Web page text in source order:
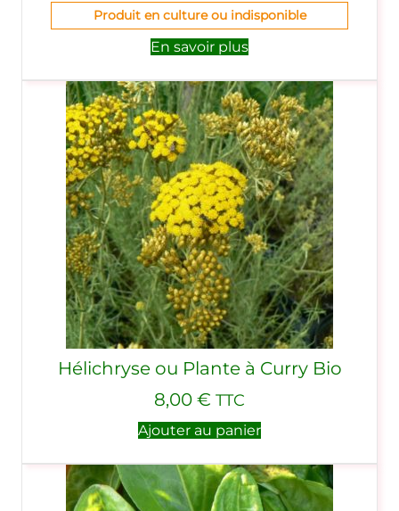
Produit en culture ou indisponible
En savoir plus
Hélichryse ou Plante à Curry Bio
8,00 € TTC
Ajouter au panier